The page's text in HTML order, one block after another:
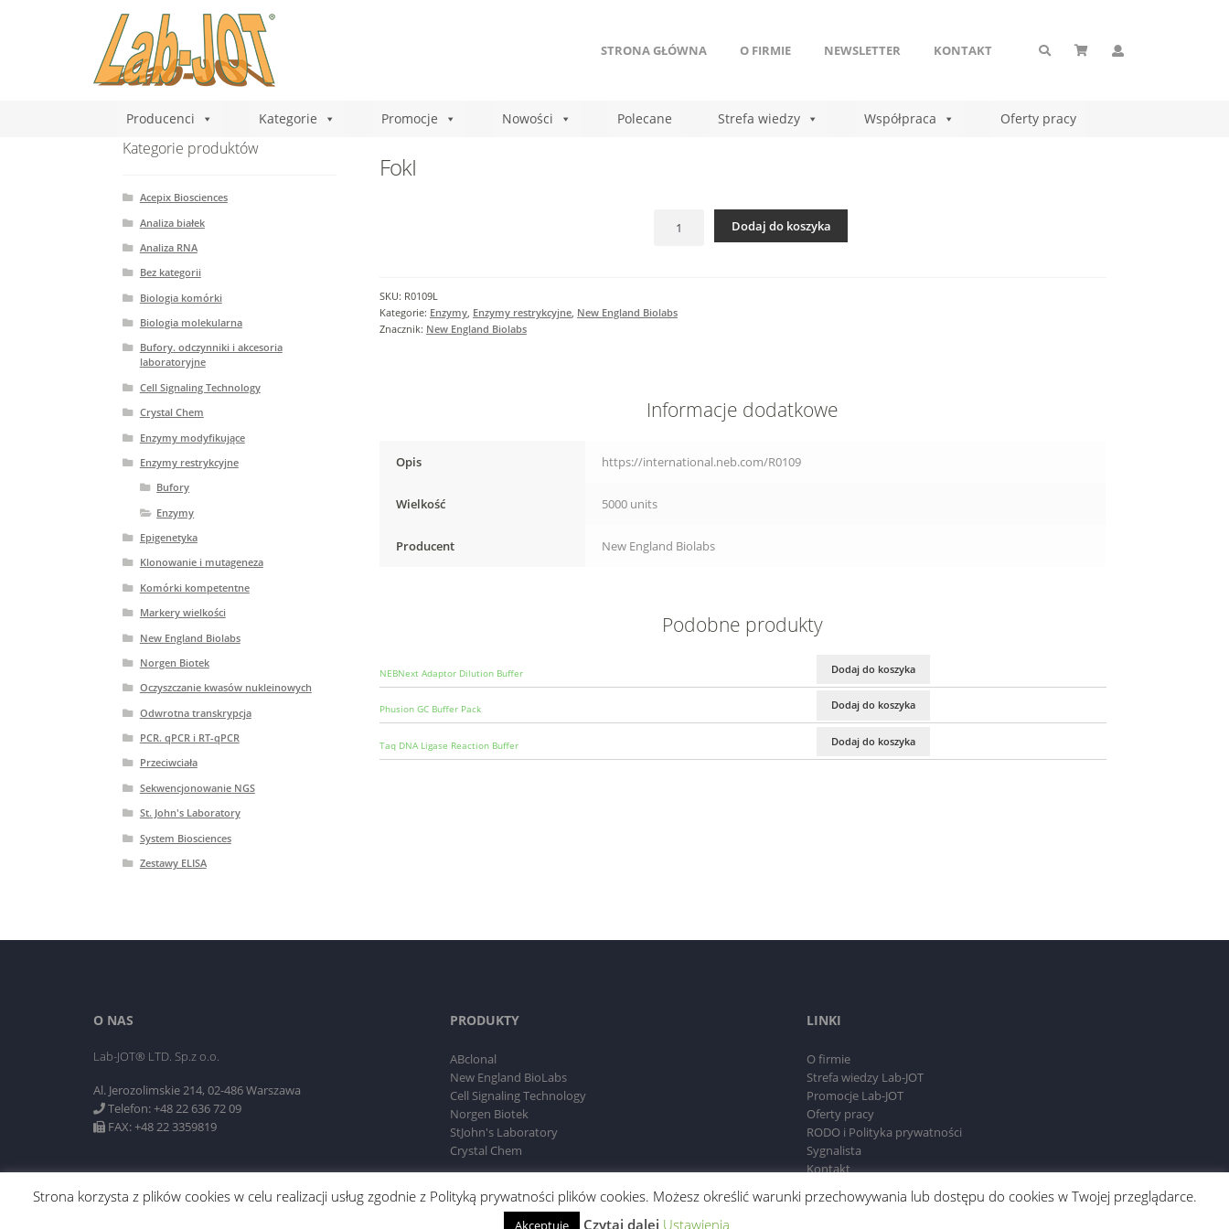
STRONA GŁÓWNA O FIRMIE NEWSLETTER KONTAKT
Producenci Kategorie Promocje Nowości Polecane Strefa wiedzy Współpraca Oferty pracy
FokI
Dodaj do koszyka
SKU: R0109L
Kategorie: Enzymy, Enzymy restrykcyjne, New England Biolabs
Znacznik: New England Biolabs
Informacje dodatkowe
Opis https://international.neb.com/R0109
Wielkość 5000 units
Producent New England Biolabs
Podobne produkty
NEBNext Adaptor Dilution Buffer Dodaj do koszyka
Phusion GC Buffer Pack Dodaj do koszyka
Taq DNA Ligase Reaction Buffer Dodaj do koszyka
Kategorie produktów
Acepix Biosciences
Analiza białek
Analiza RNA
Bez kategorii
Biologia komórki
Biologia molekularna
Bufory. odczynniki i akcesoria
laboratoryjne
Cell Signaling Technology
Crystal Chem
Enzymy modyfikujące
Enzymy restrykcyjne
Bufory
Enzymy
Epigenetyka
Klonowanie i mutageneza
Komórki kompetentne
Markery wielkości
New England Biolabs
Norgen Biotek
Oczyszczanie kwasów nukleinowych
Odwrotna transkrypcja
PCR. qPCR i RT-qPCR
Przeciwciała
Sekwencjonowanie NGS
St. John's Laboratory
System Biosciences
Zestawy ELISA
O NAS
Lab-JOT® LTD. Sp.z o.o.
Al. Jerozolimskie 214, 02-486 Warszawa
Telefon: +48 22 636 72 09
FAX: +48 22 3359819
PRODUKTY
ABclonal
New England BioLabs
Cell Signaling Technology
Norgen Biotek
StJohn's Laboratory
Crystal Chem
LINKI
O firmie
Strefa wiedzy Lab-JOT
Promocje Lab-JOT
Oferty pracy
RODO i Polityka prywatności
Sygnalista
Kontakt
Strona korzysta z plików cookies w celu realizacji usług zgodnie z Polityką prywatności plików cookies. Możesz określić warunki przechowywania lub dostępu do cookies w Twojej przeglądarce.
Akceptuję Czytaj dalej Ustawienia